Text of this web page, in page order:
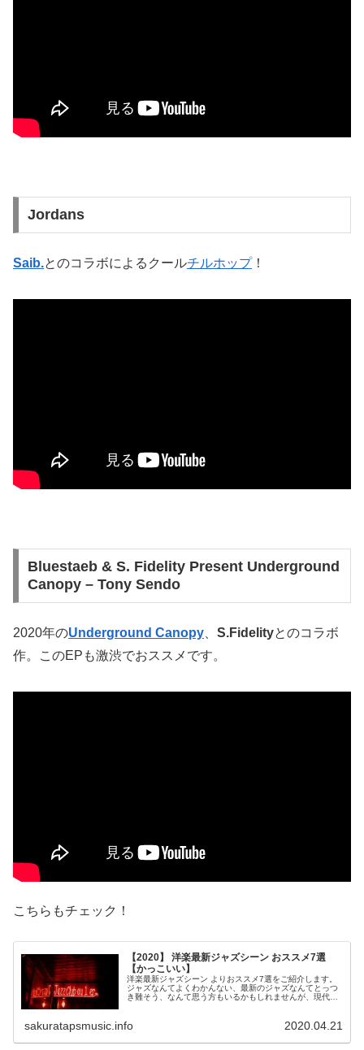
Jordans
Saib.とのコラボによるクールチルホップ！
Bluestaeb & S. Fidelity Present Underground
Canopy – Tony Sendo
2020年のUnderground Canopy S.Fidelityとのコラボ
作。このEPも激渋でおススメです。
こちらもチェック！
【2020】 洋楽最新ジャズシーン おススメ7選
【かっこいい】
洋楽最新ジャズシーン よりおススメ7選をご紹介します。
ジャズなんてよくわかんない、最新のジャズなんてとっつ
き難そう、なんて思う方もいるかもしれませんが、現代ジ
ルへと進化しています。今回ご紹介したアーティストを押
さえておけば最新ジャズシーンのトレンドを掴めたも同然
です！
sakuratapsmusic.info 2020.04.21